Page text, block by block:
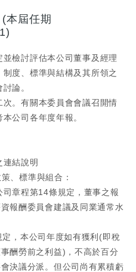
本屆任期
檢討評估本公司董事及經理
度、標準與結構及其所領之
論。
。有關本委員會會議召開情
公司各年度年報。
連結說明
、標準與組合：
司章程第14條規定，董事之報
報酬委員會建議及同業通常水
定，本公司年度如有獲利 (即稅
酬勞前之利益) ，不高於百分
決議分派。但公司尚有累積虧